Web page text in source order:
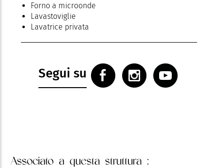
Forno a microonde
Lavastoviglie
Lavatrice privata
Terrazza
Segui su
Associato a questa struttura :